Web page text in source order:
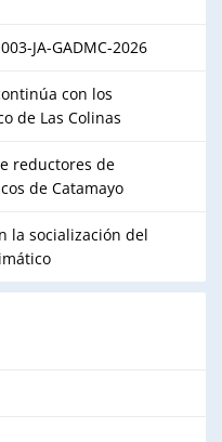
JA-GADMC-2026
con los
de Las Colinas
reductores de
de Catamayo
la socialización del